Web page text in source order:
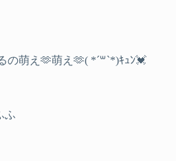
萌え🫶萌え🫶( *´꒳`*)ｷｭﾝ💓
ふ